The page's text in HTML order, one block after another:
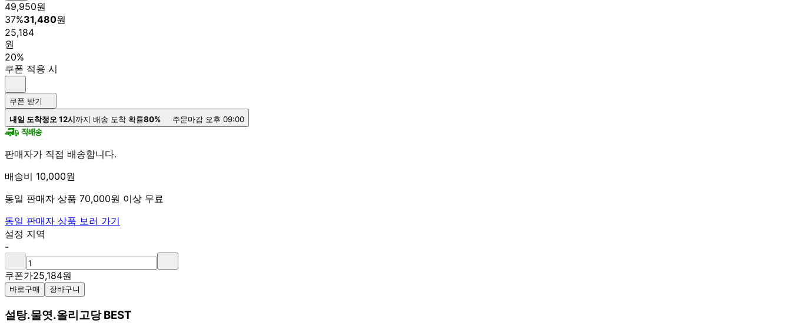
49,950원
37%31,480원
25,184
원
20%
쿠폰 적용 시
쿠폰 받기
내일 도착정오 12시까지 배송 도착 확률80% 주문마감 오후 09:00
판매자가 직접 배송합니다.
배송비 10,000원
동일 판매자 상품 70,000원 이상 무료
동일 판매자 상품 보러 가기
설정 지역
-
쿠폰가25,184원
바로구매 장바구니
설탕.물엿.올리고당 BEST